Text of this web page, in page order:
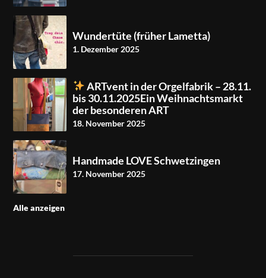
Wundertüte (früher Lametta)
1. Dezember 2025
ARTvent in der Orgelfabrik – 28.11.
bis 30.11.2025Ein Weihnachtsmarkt
der besonderen ART
18. November 2025
Handmade LOVE Schwetzingen
17. November 2025
Alle anzeigen